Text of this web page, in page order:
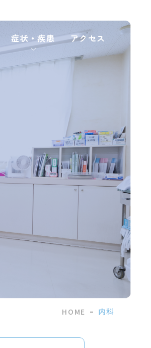
症状・疾患 アクセス
HOME 内科